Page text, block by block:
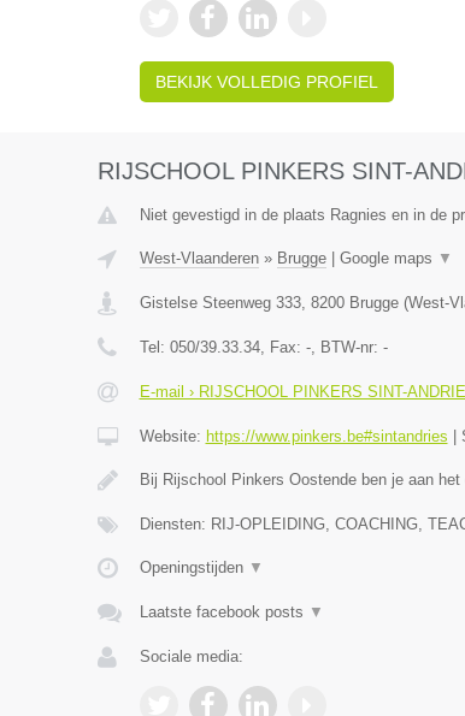
BEKIJK VOLLEDIG PROFIEL
RIJSCHOOL PINKERS SINT-
Niet gevestigd in de plaats Ragnies en in de
West-Vlaanderen» Brugge| Google maps ▼
Gistelse Steenweg 333, 8200 Brugge(West-
Tel: 050/39.33.34, Fax: -, BTW-nr: -
E-mail › RIJSCHOOL PINKERS SINT-
Website: https://www.pinkers.be#sintandries
Bij Rijschool Pinkers Oostende ben je aan
Diensten: RIJ-OPLEIDING, COACHING,
Openingstijden ▼
Laatste facebook posts ▼
Sociale media: